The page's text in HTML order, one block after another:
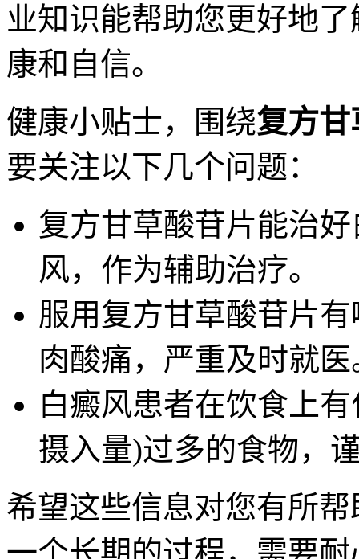
业知识能帮助您更好地
康和自信。
健康小贴士，围绕复方
要关注以下几个问题：
复方甘草酸苷片能治
风，作为辅助治疗。
服用复方甘草酸苷片
肉酸痛，严重及时就医
白癜风患者在饮食上
摄入量)过多的食物，
希望这些信息对您有所
一个长期的过程，需要